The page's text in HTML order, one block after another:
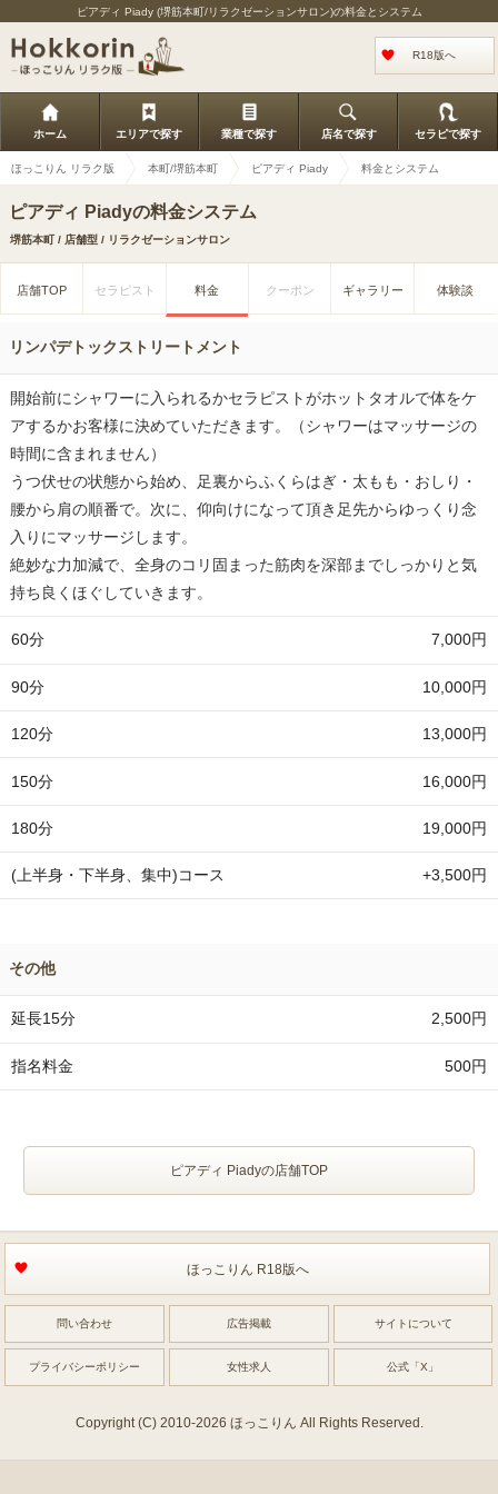
ピアディ Piady (堺筋本町/リラクゼーションサロン)の料金とシステム
R18版へ
ホーム エリアで探す 業種で探す 店名で探す セラピで探す
ほっこりん リラク版 本町/堺筋本町 ピアディ Piady 料金とシステム
ピアディ Piadyの料金システム
堺筋本町 / 店舗型 / リラクゼーションサロン
店舗TOP セラピスト 料金 クーポン ギャラリー 体験談
リンパデトックストリートメント
開始前にシャワーに入られるかセラピストがホットタオルで体をケ
アするかお客様に決めていただきます。（シャワーはマッサージの
時間に含まれません）
うつ伏せの状態から始め、足裏からふくらはぎ・太もも・おしり・
腰から肩の順番で。次に、仰向けになって頂き足先からゆっくり念
入りにマッサージします。
絶妙な力加減で、全身のコリ固まった筋肉を深部までしっかりと気
持ち良くほぐしていきます。
60分 7,000円
90分 10,000円
120分 13,000円
150分 16,000円
180分 19,000円
(上半身・下半身、集中)コース +3,500円
その他
延長15分 2,500円
指名料金 500円
ピアディ Piadyの店舗TOP
ほっこりん R18版へ
問い合わせ 広告掲載 サイトについて
プライバシーポリシー 女性求人 公式「X」
Copyright (C) 2010-2026 ほっこりん All Rights Reserved.